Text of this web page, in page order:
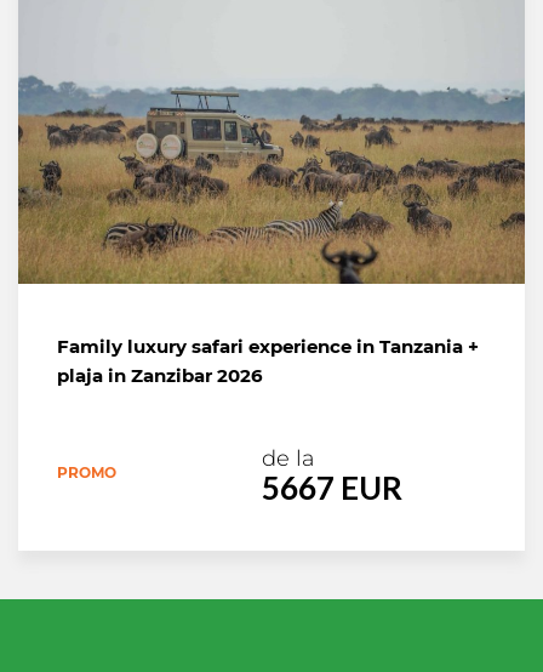
Family luxury safari experience in Tanzania +
plaja in Zanzibar 2026
PROMO
de la
5667 EUR